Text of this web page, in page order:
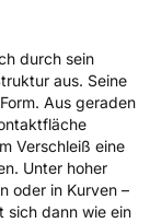
durch sein
aus. Seine
Aus geraden
Verschleiß eine
Unter hoher
oder in Kurven –
sich dann wie ein